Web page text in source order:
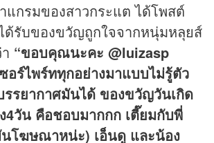
แกรมของสาวกระแต ได้โพสต์
ด้รับของขวัญถูกใจจากหนุ่มหลุยส์
“ขอบคุณนะคะ @luizasp
อร์ไพร์ททุกอย่างมาแบบไม่รู้ตัว
รรยากาศมันได้ ของขวัญวันเกิด
4วัน คือชอบมากกก เตี๊ยมกับพี่
โฆษณาหน่ะ) เอ็นดู และน้อง